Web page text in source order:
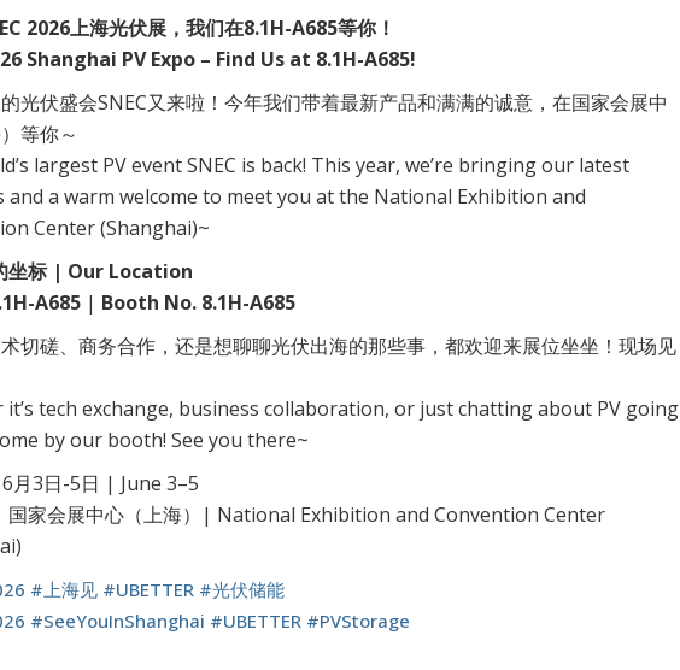
2026上海光伏展，我们在8.1H-A685等你！
Shanghai PV Expo – Find Us at 8.1H-A685!
光伏盛会SNEC又来啦！今年我们带着最新产品和满满的诚意，在国家会展中
等你～
largest PV event SNEC is back! This year, we’re bringing our latest
and a warm welcome to meet you at the National Exhibition and
Center (Shanghai)~
坐标 | Our Location
A685 | Booth No. 8.1H-A685
切磋、商务合作，还是想聊聊光伏出海的那些事，都欢迎来展位坐坐！现场见
it’s tech exchange, business collaboration, or just chatting about PV going
by our booth! See you there~
6月3日-5日 | June 3–5
国家会展中心（上海）| National Exhibition and Convention Center
#上海见 #UBETTER #光伏储能
#SeeYouInShanghai #UBETTER #PVStorage